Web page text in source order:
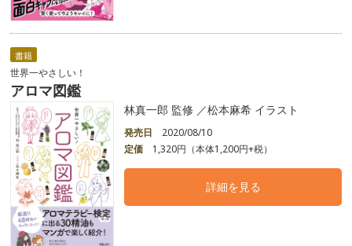
書籍
世界一やさしい！
アロマ図鑑
林真一郎 監修 ／松本麻希 イラスト
発売日
2020/08/10
定価
1,320円（本体1,200円+税）
詳細を見る